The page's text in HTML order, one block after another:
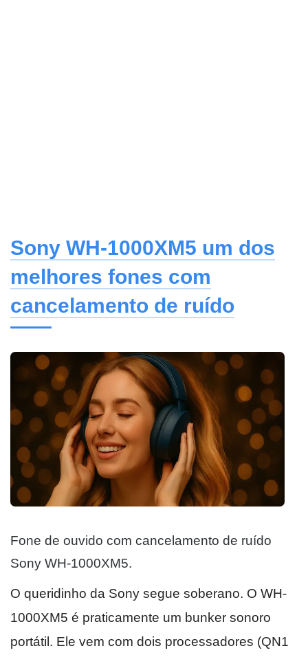
Sony WH-1000XM5 um dos
melhores fones com
cancelamento de ruído
Fone de ouvido com cancelamento de ruído
Sony WH-1000XM5.
O queridinho da Sony segue soberano. O WH-
1000XM5 é praticamente um bunker sonoro
portátil. Ele vem com dois processadores (QN1